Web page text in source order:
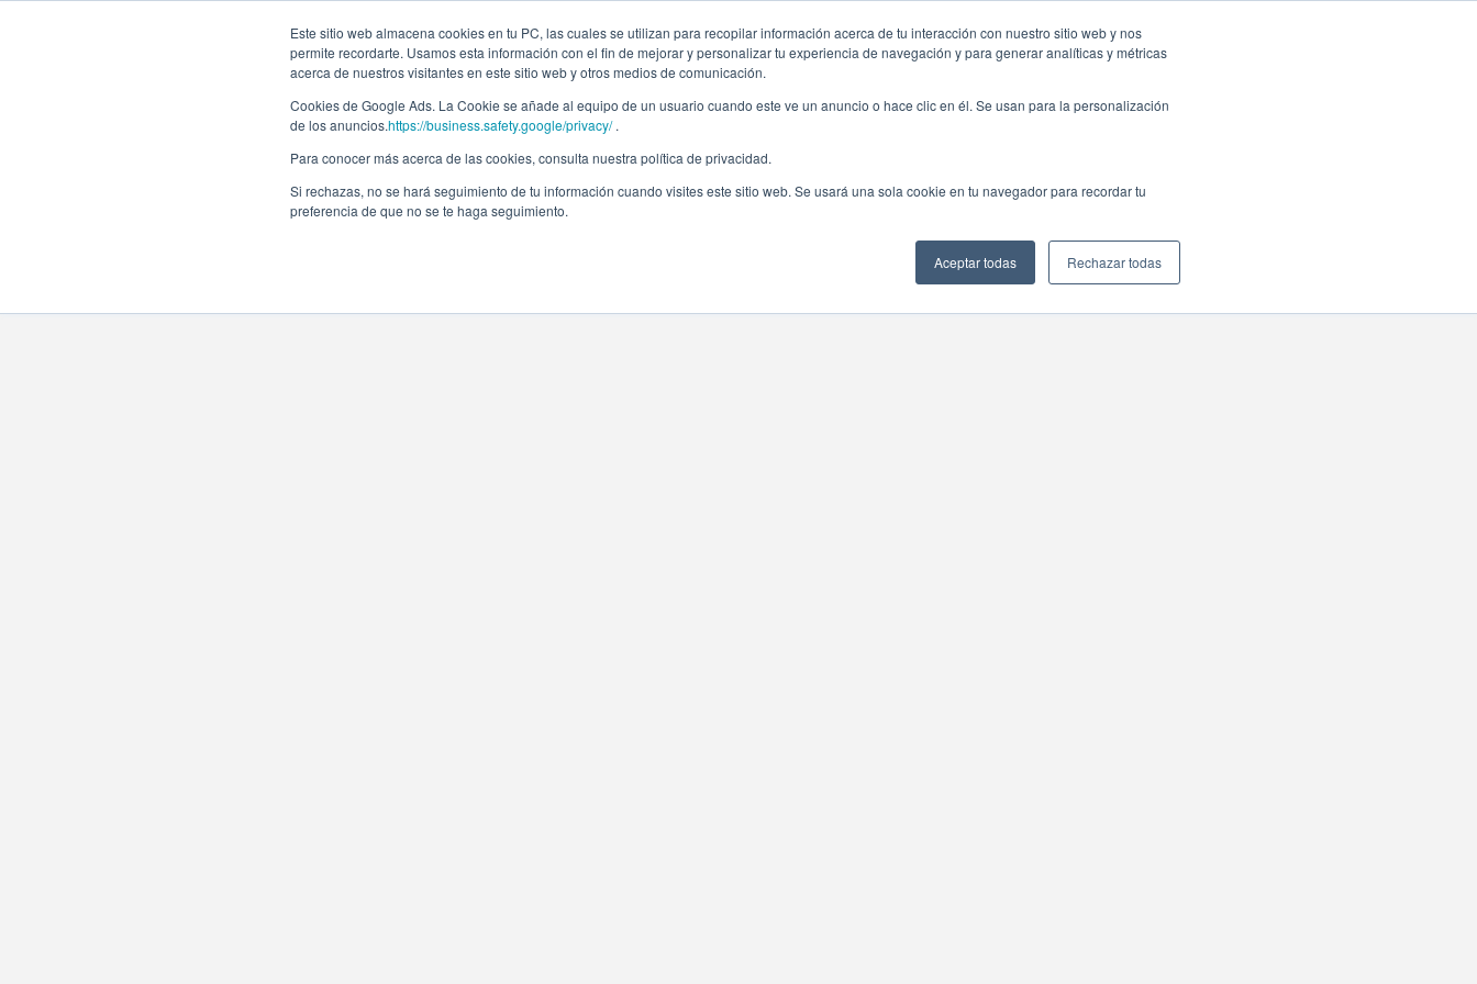
Este sitio web almacena cookies en tu PC, las cuales se utilizan para recopilar información acerca de tu interacción con nuestro sitio web y nos
permite recordarte. Usamos esta información con el fin de mejorar y personalizar tu experiencia de navegación y para generar analíticas y métricas
acerca de nuestros visitantes en este sitio web y otros medios de comunicación.
Cookies de Google Ads. La Cookie se añade al equipo de un usuario cuando este ve un anuncio o hace clic en él. Se usan para la personalización
de los anuncios.https://business.safety.google/privacy/.
Para conocer más acerca de las cookies, consulta nuestra política de privacidad.
Si rechazas, no se hará seguimiento de tu información cuando visites este sitio web. Se usará una sola cookie en tu navegador para recordar tu
preferencia de que no se te haga seguimiento.
Aceptar todas Rechazar todas